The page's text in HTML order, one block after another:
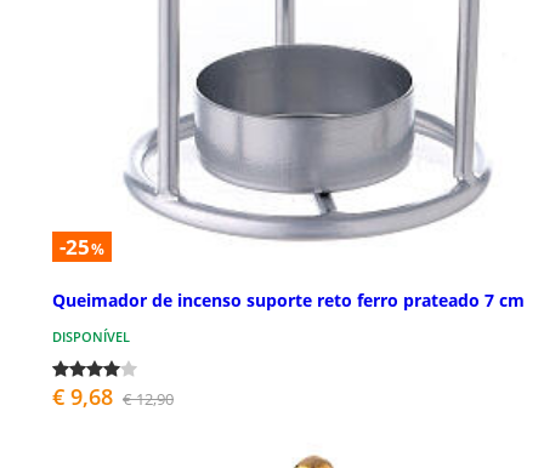
-25%
Queimador de incenso suporte reto ferro prateado 7 cm
DISPONÍVEL
€ 9,68 € 12,90